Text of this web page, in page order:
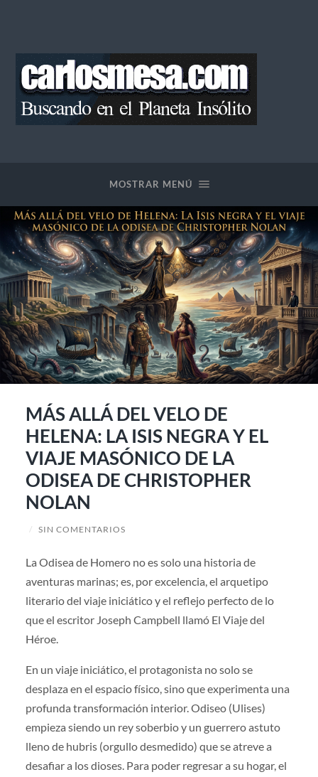
MOSTRAR MENÚ
MÁS ALLÁ DEL VELO DE
HELENA: LA ISIS NEGRA Y EL
VIAJE MASÓNICO DE LA
ODISEA DE CHRISTOPHER
NOLAN
/ SIN COMENTARIOS
La Odisea de Homero no es solo una historia de
aventuras marinas; es, por excelencia, el arquetipo
literario del viaje iniciático y el reflejo perfecto de lo
que el escritor Joseph Campbell llamó El Viaje del
Héroe.
En un viaje iniciático, el protagonista no solo se
desplaza en el espacio físico, sino que experimenta una
profunda transformación interior. Odiseo (Ulises)
empieza siendo un rey soberbio y un guerrero astuto
lleno de hubris (orgullo desmedido) que se atreve a
desafiar a los dioses. Para poder regresar a su hogar, el